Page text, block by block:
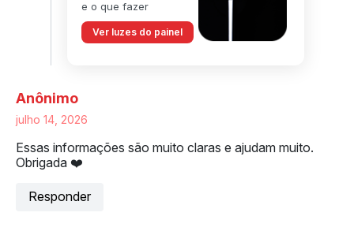
e o que fazer
Ver luzes do painel
Anônimo
julho 14, 2026
Essas informações são muito claras e ajudam muito.
Obrigada ❤️
Responder